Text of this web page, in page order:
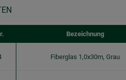
Bezeichnung
Fiberglas 1,0x30m, Grau